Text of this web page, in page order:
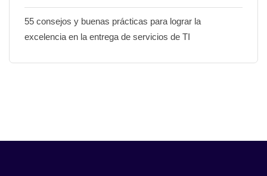
55 consejos y buenas prácticas para lograr la
excelencia en la entrega de servicios de TI